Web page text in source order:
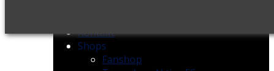
Kontakt
Shops
Fanshop